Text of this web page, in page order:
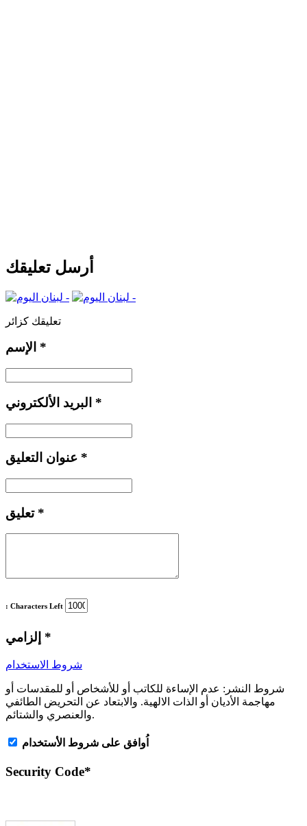
أرسل تعليقك
تعليقك كزائر
*
*
*
تعليق *
: Characters Left
*
شروط الاستخدام
شروط النشر: عدم الإساءة للكاتب أو للأشخاص أو للمقدسات أو
مهاجمة الأديان أو الذات الالهية. والابتعاد عن التحريض الطائفي
والعنصري والشتائم.
اُوافق على شروط الأستخدام
Security Code*